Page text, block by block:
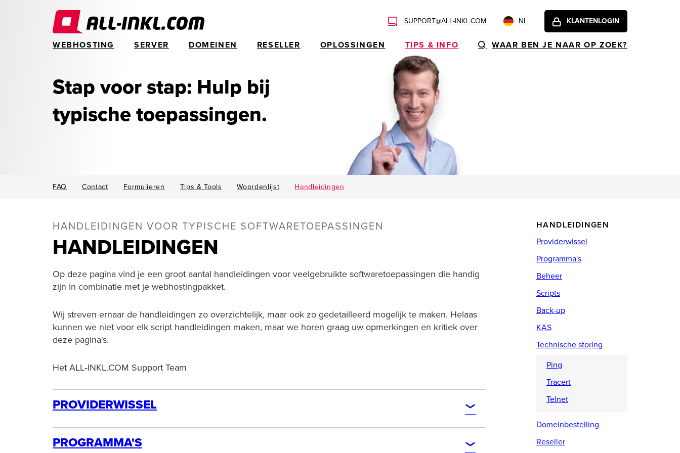
SUPPORT@ALL-INKL.COM NL KLANTENLOGIN
WEBHOSTING SERVER DOMEINEN RESELLER OPLOSSINGEN TIPS & INFO WAAR BEN JE NAAR OP ZOEK?
Stap voor stap: Hulp bij
typische toepassingen.
FAQ Contact Formulieren Tips & Tools Woordenlijst Handleidingen
HANDLEIDINGEN VOOR TYPISCHE SOFTWARETOEPASSINGEN
HANDLEIDINGEN
Op deze pagina vind je een groot aantal handleidingen voor veelgebruikte softwaretoepassingen die handig
zijn in combinatie met je webhostingpakket.
Wij streven ernaar de handleidingen zo overzichtelijk, maar ook zo gedetailleerd mogelijk te maken. Helaas
kunnen we niet voor elk script handleidingen maken, maar we horen graag uw opmerkingen en kritiek over
deze pagina's.
Het ALL‑INKL.COM Support Team
PROVIDERWISSEL
BESTELLING
PROGRAMMA'S
HANDLEIDINGEN
Providerwissel
Programma's
Beheer
Scripts
Back-up
KAS
Technische storing
Ping
Tracert
Telnet
Domeinbestelling
Reseller